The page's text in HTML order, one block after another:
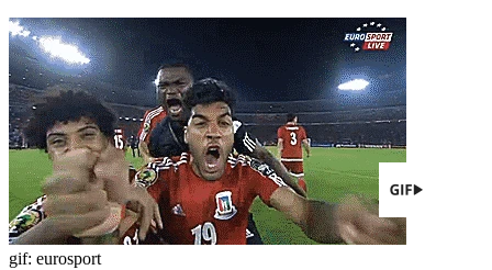
gif: eurosport